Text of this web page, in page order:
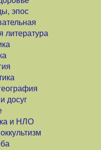
эпос
литература
досуг
и НЛО